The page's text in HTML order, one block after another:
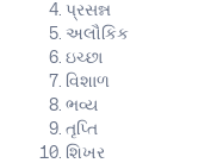
પ્રસન્ન
અલૌકિક
ઇચ્છા
વિશાળ
ભવ્ય
તૃપ્તિ
શિખર